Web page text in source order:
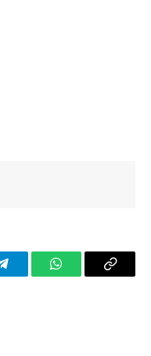
TelegramWhatsAppCopy